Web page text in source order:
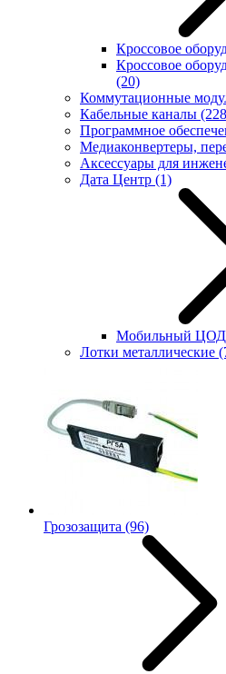
Кроссовое
Кроссовое
(20)
Коммутационные
Кабельные каналы
Программное
Медиаконвертеры,
Аксессуары для
Дата Центр (1)
Мобильный ЦОД
Лотки металлические
Грозозащита (96)